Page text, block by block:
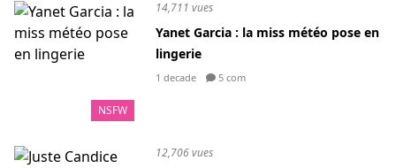
NSFW
14,711 vues
Yanet Garcia : la miss météo pose en
lingerie
1 decade 5 com
12,706 vues